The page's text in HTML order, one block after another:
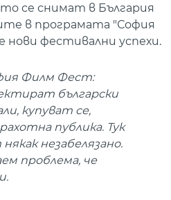
се снимат в България
в програмата "София
нови фестивални успехи.
Филм Фест:
български
купуват се,
публика. Тук
незабелязано.
проблема, че